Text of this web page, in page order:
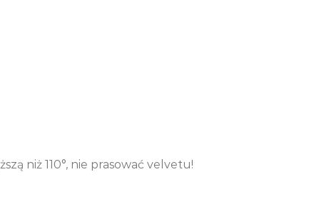
niż 110°, nie prasować velvetu!